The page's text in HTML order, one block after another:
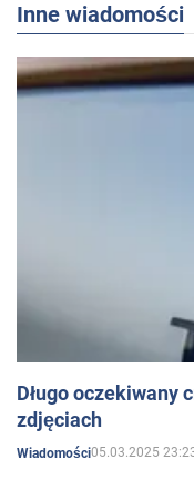
Inne wiadomości
Długo oczekiwany
zdjęciach
Wiadomości05.03.2025